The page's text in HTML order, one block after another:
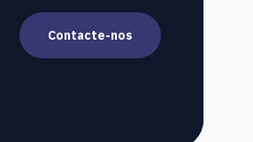
Contacte-nos